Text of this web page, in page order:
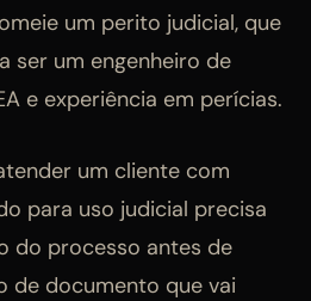
um perito judicial, que
ser um engenheiro de
e experiência em perícias.
um cliente com
para uso judicial precisa
do processo antes de
de documento que vai